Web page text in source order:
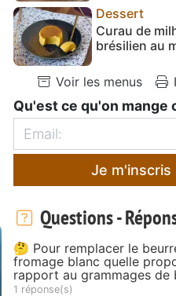
Dessert
Curau de
brésilien au
Voir les menus
Qu'est ce qu'on mange
Je m'inscris
Questions -
🤔 Pour remplacer le
fromage blanc quelle
rapport au grammages de
1 réponse(s)